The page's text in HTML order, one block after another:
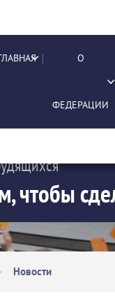
О
ФЕДЕРАЦИИ
чтобы
Новости